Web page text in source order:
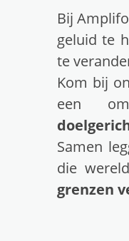
Bij
geluid te
te
Kom bij
een
Samen
die
grenzen